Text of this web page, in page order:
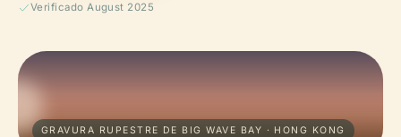
Verificado August 2025
GRAVURA RUPESTRE DE BIG WAVE BAY · HONG KONG